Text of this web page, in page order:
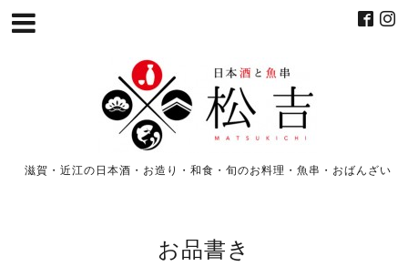
滋賀・近江の日本酒・お造り・和食・旬のお料理・魚串・おばんざい
お品書き